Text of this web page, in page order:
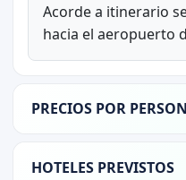
Acorde a itinerario
hacia el aeropuerto
PRECIOS POR
HOTELES PREVISTOS